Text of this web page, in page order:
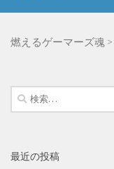
燃えるゲーマーズ魂 >
検
索:
最近の投稿